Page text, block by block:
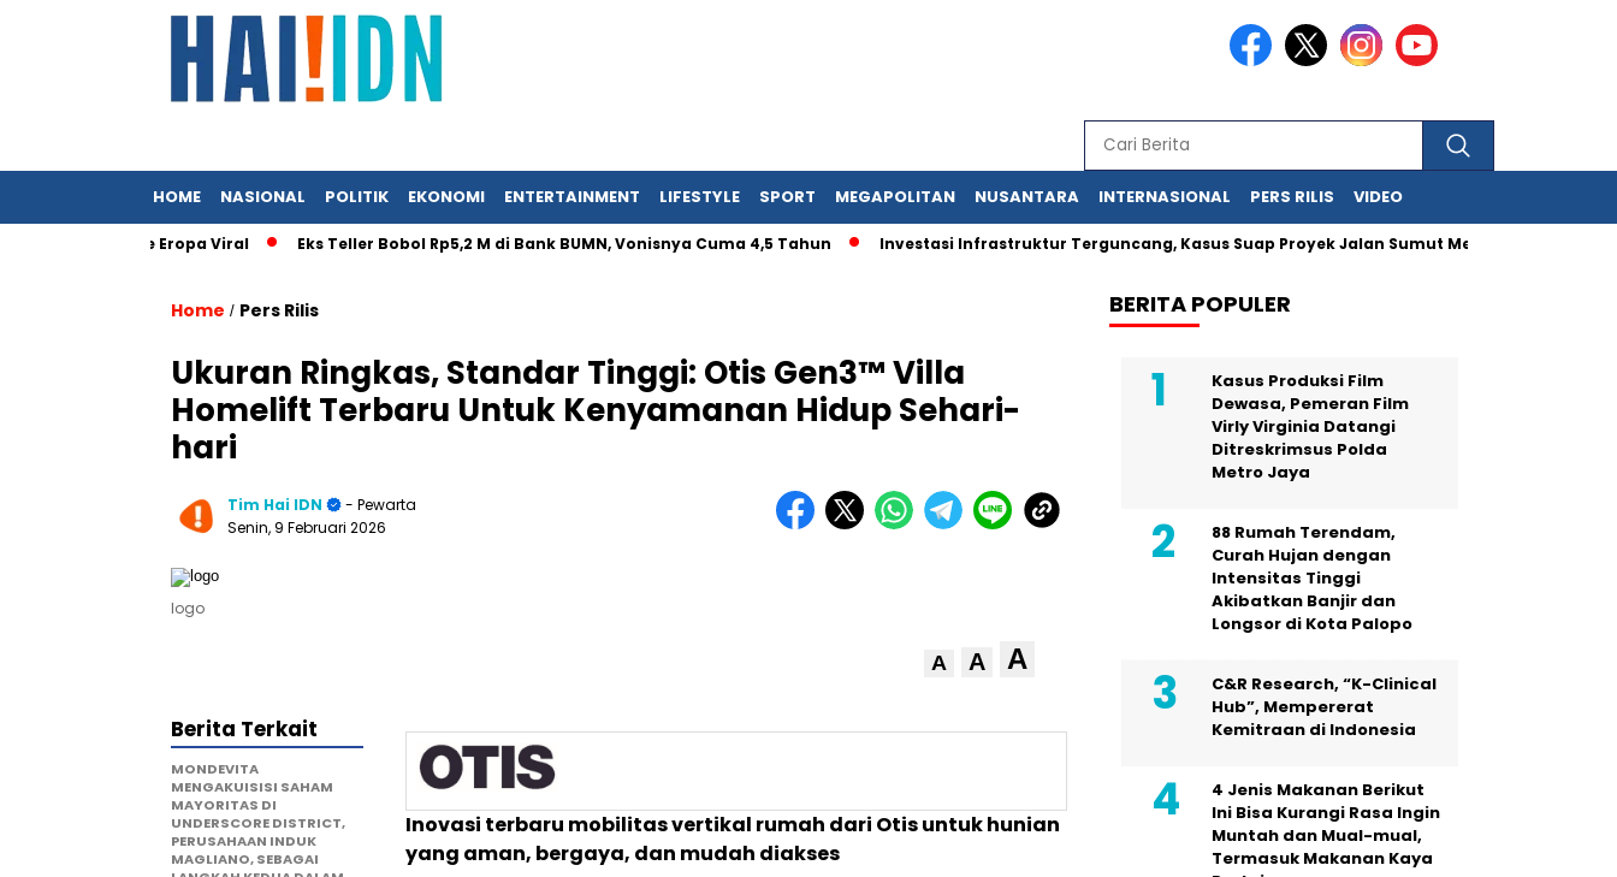
HOME NASIONAL POLITIK EKONOMI ENTERTAINMENT LIFESTYLE SPORT MEGAPOLITAN NUSANTARA INTERNASIONAL PERS RILIS VIDEO
Istri ke Eropa Viral Eks Teller Bobol Rp5,2 M di Bank BUMN, Vonisnya Cuma 4,5 Tahun Investasi Infrastruktur Terguncang, Kasus Suap Proyek Jalan Sumut Meluas
Home / Pers Rilis
Ukuran Ringkas, Standar Tinggi: Otis Gen3™ Villa
Homelift Terbaru Untuk Kenyamanan Hidup Sehari-
hari
Tim Hai IDN
- Pewarta
Senin, 9 Februari 2026
logo
A A A
Inovasi terbaru mobilitas vertikal rumah dari Otis untuk hunian
yang aman, bergaya, dan mudah diakses
Berita Terkait
MONDEVITA
MENGAKUISISI SAHAM
MAYORITAS DI
UNDERSCORE DISTRICT,
PERUSAHAAN INDUK
MAGLIANO, SEBAGAI
BERITA POPULER
Kasus Produksi Film
Dewasa, Pemeran Film
Virly Virginia Datangi
Ditreskrimsus Polda
Metro Jaya
88 Rumah Terendam,
Curah Hujan dengan
Intensitas Tinggi
Akibatkan Banjir dan
Longsor di Kota Palopo
C&R Research, “K-Clinical
Hub”, Mempererat
Kemitraan di Indonesia
4 Jenis Makanan Berikut
Ini Bisa Kurangi Rasa Ingin
Muntah dan Mual-mual,
Termasuk Makanan Kaya